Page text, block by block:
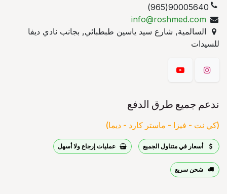
90005640(965)
info@roshmed.com
السالمية, شارع سيد ياسين طبطبائي, بجانب نادي ديفا
للسيدات
ندعم جميع طرق الدفع
(كي نت - فيزا - ماستر كارد - ديما)
أسعار في متناول الجميع عمليات إرجاع ولا أسهل
شحن سريع